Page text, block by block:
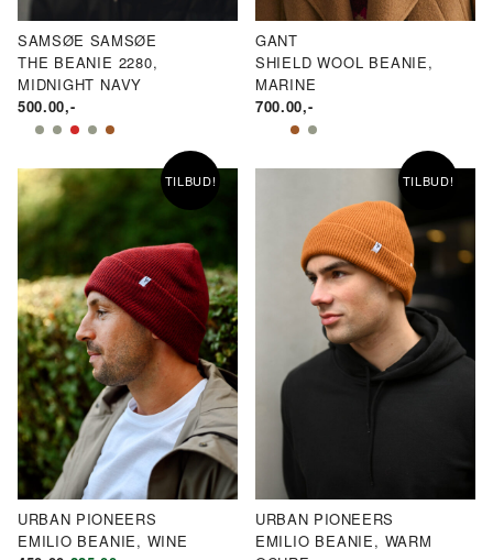
SAMSØE SAMSØE
THE BEANIE 2280,
MIDNIGHT NAVY
500.00,-
GANT
SHIELD WOOL BEANIE,
MARINE
700.00,-
TILBUD!
URBAN PIONEERS
EMILIO BEANIE, WINE
TILBUD!
URBAN PIONEERS
EMILIO BEANIE, WARM